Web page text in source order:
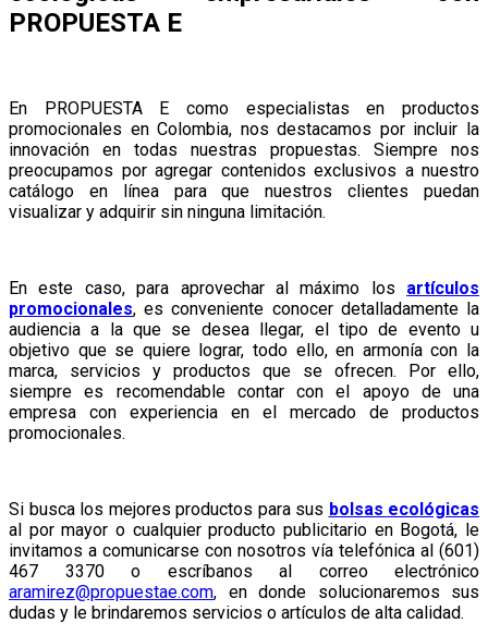
PROPUESTA E
En PROPUESTA E como especialistas en productos
promocionales en Colombia, nos destacamos por incluir la
innovación en todas nuestras propuestas. Siempre nos
preocupamos por agregar contenidos exclusivos a nuestro
catálogo en línea para que nuestros clientes puedan
visualizar y adquirir sin ninguna limitación.
En este caso, para aprovechar al máximo los artículos
promocionales, es conveniente conocer detalladamente la
audiencia a la que se desea llegar, el tipo de evento u
objetivo que se quiere lograr, todo ello, en armonía con la
marca, servicios y productos que se ofrecen. Por ello,
siempre es recomendable contar con el apoyo de una
empresa con experiencia en el mercado de productos
promocionales.
Si busca los mejores productos para sus bolsas ecológicas
al por mayor o cualquier producto publicitario en Bogotá, le
invitamos a comunicarse con nosotros vía telefónica al (601)
467 3370 o escríbanos al correo electrónico
aramirez@propuestae.com, en donde solucionaremos sus
dudas y le brindaremos servicios o artículos de alta calidad.